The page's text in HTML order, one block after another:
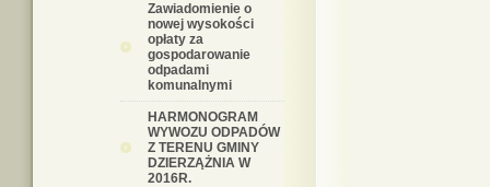
Zawiadomienie o
nowej wysokości
opłaty za
gospodarowanie
odpadami
komunalnymi
HARMONOGRAM
WYWOZU ODPADÓW
Z TERENU GMINY
DZIERZĄŻNIA W
2016R.